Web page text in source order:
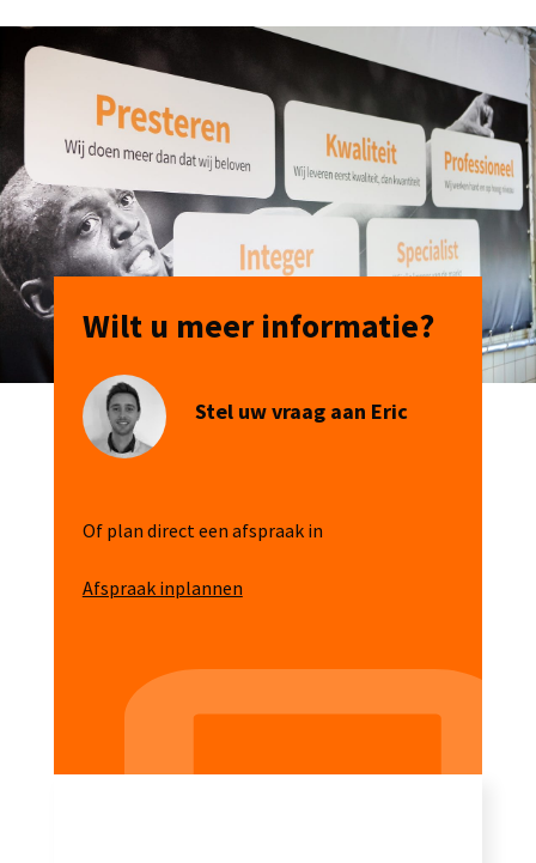
Wilt u meer informatie?
Stel uw vraag aan Eric
Of plan direct een afspraak in
Afspraak inplannen